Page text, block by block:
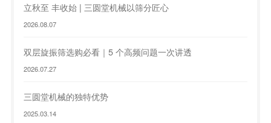
立秋至 丰收始 | 三圆堂机械以筛分匠心
2026.08.07
双层旋振筛选购必看｜5 个高频问题一次讲透
2026.07.27
三圆堂机械的独特优势
2025.03.14